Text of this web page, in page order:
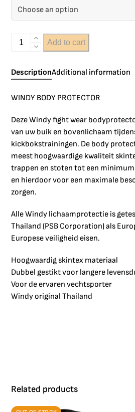
Add to cart
DescriptionAdditional information
WINDY BODY PROTECTOR
Deze Windy fight wear
van uw buik en bovenlichaam
kickbokstrainingen. De body
meest hoogwaardige kwaliteit
trappen en stoten tot een
en hierdoor voor een maximale
zorgen.
Alle Windy lichaamprotectie is
Thailand (PSB Corporation) als
Europese veiligheid eisen.
Hoogwaardig skintex materiaal
Dubbel gestikt voor langere
Voor de ervaren vechtsporter
Windy original Thailand
Related products